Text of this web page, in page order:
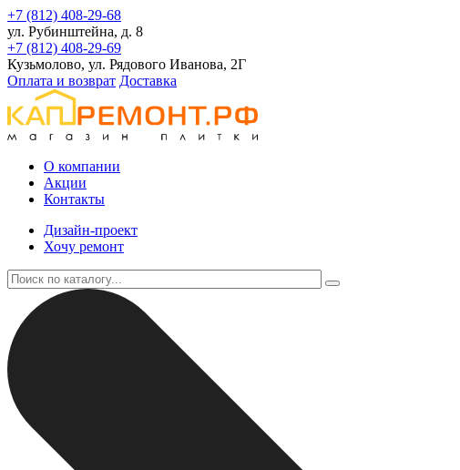
+7 (812) 408-29-68
ул. Рубинштейна, д. 8
+7 (812) 408-29-69
Кузьмолово, ул. Рядового Иванова, 2Г
Оплата и возврат Доставка
О компании
Акции
Контакты
Дизайн-проект
Хочу ремонт